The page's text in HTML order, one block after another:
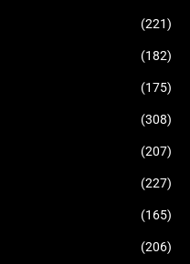
(221)
(182)
(175)
(308)
(207)
(227)
(165)
(206)